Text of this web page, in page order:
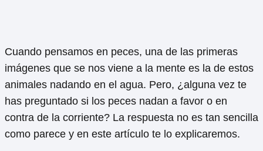
Cuando pensamos en peces, una de las primeras
imágenes que se nos viene a la mente es la de estos
animales nadando en el agua. Pero, ¿alguna vez te
has preguntado si los peces nadan a favor o en
contra de la corriente? La respuesta no es tan sencilla
como parece y en este artículo te lo explicaremos.